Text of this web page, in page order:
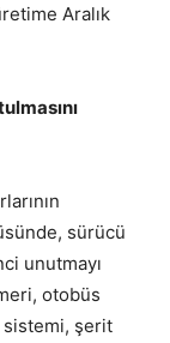
Aralık
sürücü
unutmayı
otobüs
şerit